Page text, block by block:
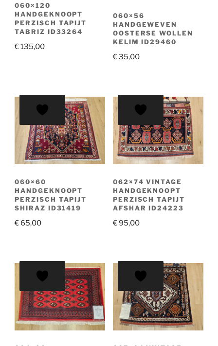
060×120
HANDGEKNOOPT
PERZISCH TAPIJT
TABRIZ ID33264
€135,00
060×56
HANDGEWEVEN
OOSTERSE WOLLEN
KELIM ID29460
€35,00
060×60
HANDGEKNOOPT
PERZISCH TAPIJT
SHIRAZ ID31419
€ 65,00
062×74 VINTAGE
HANDGEKNOOPT
PERZISCH TAPIJT
AFSHAR ID24223
€95,00